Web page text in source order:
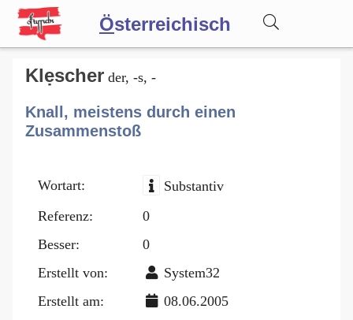
Österreichisch
Wörterbuch
Forum
Klẹscher der, -s, -
Knall, meistens durch einen
Zusammenstoß
Wortart:
Substantiv
Referenz:
0
Besser:
0
Erstellt von:
System32
Erstellt am:
08.06.2005